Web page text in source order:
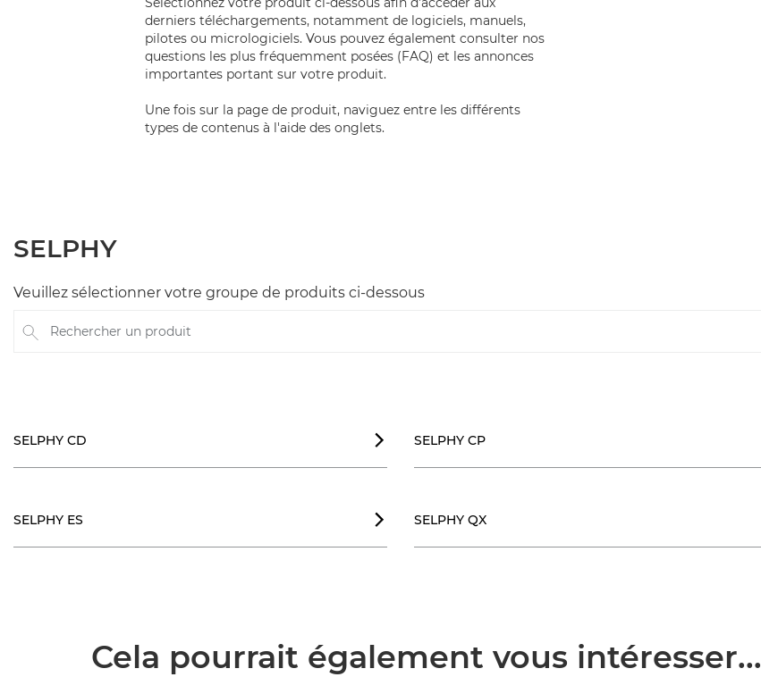
derniers téléchargements, notamment de logiciels, manuels,
pilotes ou micrologiciels. Vous pouvez également consulter nos
questions les plus fréquemment posées (FAQ) et les annonces
importantes portant sur votre produit.
Une fois sur la page de produit, naviguez entre les différents
types de contenus à l'aide des onglets.
SELPHY
Veuillez sélectionner votre groupe de produits ci-dessous
Rechercher un produit
SELPHY CD  SELPHY CP
SELPHY ES  SELPHY QX
Cela pourrait également vous intéresser...